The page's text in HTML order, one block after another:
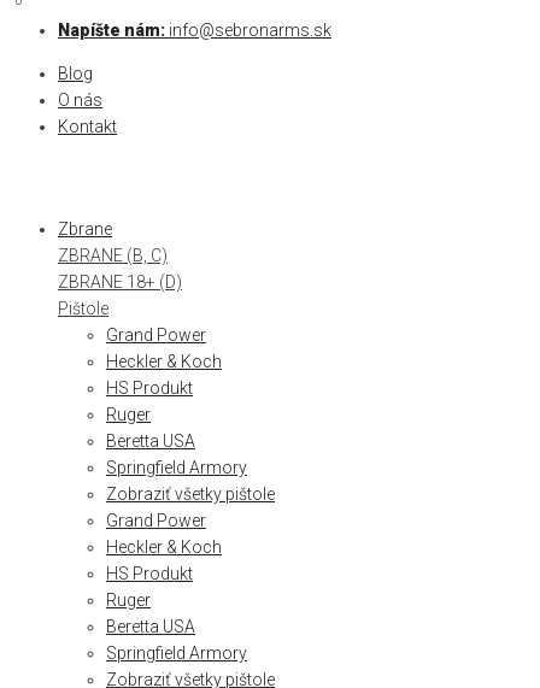
Skip
content
Napíšte nám: info@sebronarms.sk
Blog
O nás
Kontakt
Zbrane
ZBRANE (B, C)
ZBRANE 18+ (D)
Pištole
Grand Power
Heckler & Koch
HS Produkt
Ruger
Beretta USA
Springfield Armory
Zobraziť všetky pištole
Grand Power
Heckler & Koch
HS Produkt
Ruger
Beretta USA
Springfield Armory
Zobraziť všetky pištole